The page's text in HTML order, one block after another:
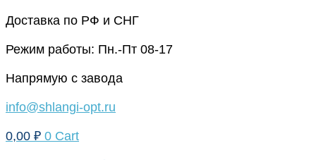
Перейти
содержимому
Доставка по РФ и СНГ
Режим работы: Пн.-Пт 08-17
Напрямую с завода
info@shlangi-opt.ru
0,00 ₽ 0 Cart